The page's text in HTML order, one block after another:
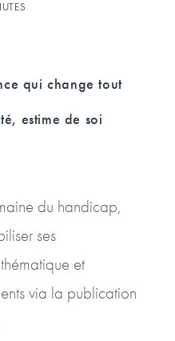
qui change tout
estime de soi
du handicap,
ses
et
via la publication